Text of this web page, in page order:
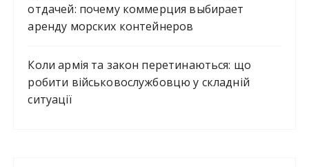
отдачей: почему коммерция выбирает
аренду морских контейнеров
Коли армія та закон перетинаються: що
робити військовослужбовцю у складній
ситуації